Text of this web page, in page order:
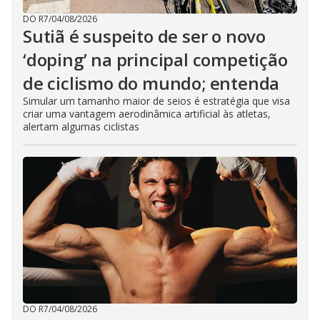
DO R7/04/08/2026
Sutiã é suspeito de ser o novo
‘doping’ na principal competição
de ciclismo do mundo; entenda
Simular um tamanho maior de seios é estratégia que visa
criar uma vantagem aerodinâmica artificial às atletas,
alertam algumas ciclistas
DO R7/04/08/2026